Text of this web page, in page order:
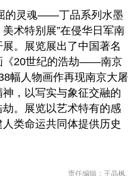
的灵魂——丁品系列水墨
术特别展”在侵华日军南
。展览展出了中国著名
《20世纪的浩劫——南京
幅人物画作再现南京大屠
，以写实与象征交融的
。展览以艺术特有的感
类命运共同体提供历史
责任编辑：王晶枫